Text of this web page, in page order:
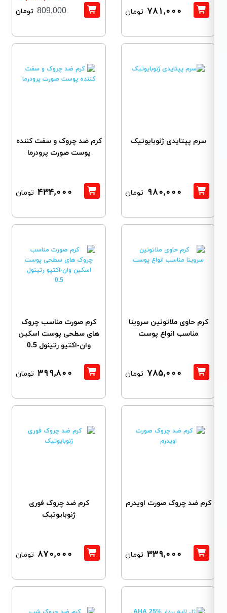
781,000 تومان 809,000 تومان
سرم پپتایدی ژنوبایوتیک
980,000 تومان
کرم ضد چروک و سفت کننده
پوست صورت پرودرما
434,000 تومان
کرم حاوی ملاتونین سروینا
مناسب انواع پوست
785,000 تومان
کرم صورت مناسب چروک
های سطحی پوست اسکین
وان-اکتیو رتینول 0.5
399,800 تومان
کرم ضد چروک صورت اویدرم
339,000 تومان
کرم ضد چروک فوری
ژنوبایوتیک
870,000 تومان